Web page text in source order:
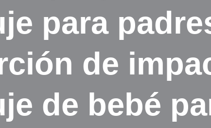
para
de
de bebé